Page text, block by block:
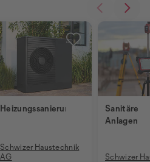
Heizungssanierung
Schwizer Haustechnik
AG
Sanitäre
Anlagen
Schwizer